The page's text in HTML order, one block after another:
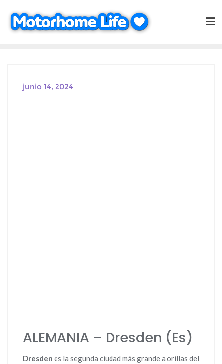
contenido
junio 14, 2024
ALEMANIA – Dresden (Es)
Dresden es la segunda ciudad más grande a orillas del